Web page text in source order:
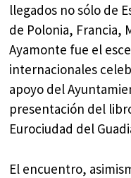
llegados no sólo de
de Polonia, Francia,
Ayamonte fue el
internacionales
apoyo del
presentación del
Eurociudad del
El encuentro,